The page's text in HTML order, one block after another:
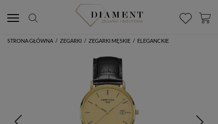
STRONA GŁÓWNA / ZEGARKI / ZEGARKI MĘSKIE / ELEGANCKIE